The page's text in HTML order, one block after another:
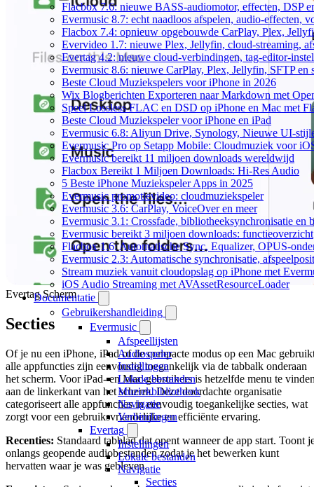
Flacbox 7.6: nieuwe BASS-audiomotor, effecten, DSP
Evermusic 8.7: echt naadloos afspelen, audio-effecten,
Flacbox 7.4: opnieuw opgebouwde CarPlay, Plex,
Evervideo 1.7: nieuwe Plex, Jellyfin, cloud-streaming,
Evertag 4.2: nieuwe cloud-verbindingen, tag-editor-
Evermusic 8.6: nieuwe CarPlay, Plex, Jellyfin, SFTP en
Beste Cloud Muziekspelers voor iPhone in 2026
Wix Blogberichten Exporteren naar Markdown met
Speel Lossless FLAC en DSD op iPhone en Mac met
Beste Cloud Muziekspeler voor iPhone en iPad
Evermusic 6.8: Aliyun Drive, Synology, Nieuwe UI-
Evermusic Pro op Setapp Mobile: Cloudmuziek voor
Evermusic bereikt 11 miljoen downloads wereldwijd
Flacbox Bereikt 1 Miljoen Downloads: Hi-Res Audio
5 Beste iPhone Muziekspeler Apps in 2025
Evermusic promotievideo: cloudmuziekspeler
Evermusic 3.6: CarPlay, VoiceOver en meer
Evermusic 3.1: Crossfade, bibliotheeksynchronisatie en
Evermusic bereikt 3 miljoen downloads: functieoverzicht
Flacbox 1.6: Automatische Sync, Equalizer, OPUS-
Evermusic 2.3: Automatische synchronisatie,
Stream muziek vanuit cloudopslag op iPhone met
iOS Audio Streaming met AVAssetResourceLoader
Documentatie
Gebruikershandleiding
Evermusic
Afspeellijsten
Audiospeler
Instellingen
Lokale bestanden
Muziekbibliotheek
Navigatie
Verbindingen
Evertag
Instellingen
Lokale bestanden
Navigatie
Secties
Evertag Scherm
Secties
Of je nu een iPhone, iPad of de compacte modus op een Mac
alle appfuncties zijn eenvoudig toegankelijk via de tabbalk onderaan
het scherm. Voor iPad- en Mac-gebruikers is hetzelfde menu te
aan de linkerkant van het scherm. Deze doordachte organisatie
categoriseert alle appfuncties in eenvoudig toegankelijke secties, wat
zorgt voor een gebruiksvriendelijke en efficiënte ervaring.
Recenties: Standaard tabblad dat opent wanneer de app start. Toont
onlangs geopende audiobestanden zodat je het bewerken kunt
hervatten waar je was gebleven.